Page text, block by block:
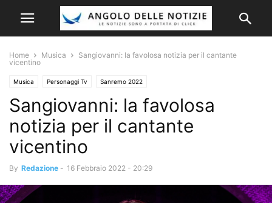
Home Musica
Sangiovanni: la favolosa notizia per il cantante
vicentino
Musica Personaggi Tv Sanremo 2022
Sangiovanni: la favolosa
notizia per il cantante
vicentino
By Redazione - 16 Febbraio 2022 - 20:29